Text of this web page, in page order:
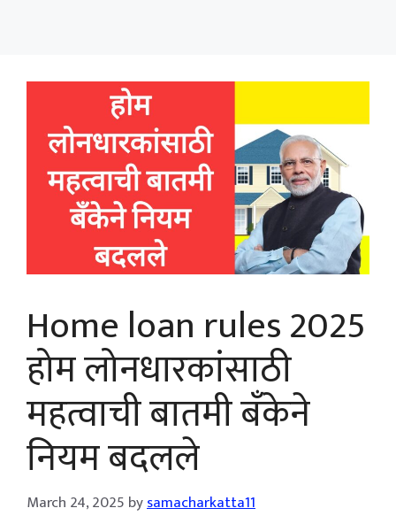
Home loan rules 2025
होम लोनधारकांसाठी
महत्वाची बातमी बँकेने
नियम बदलले
March 24, 2025 bysamacharkatta11